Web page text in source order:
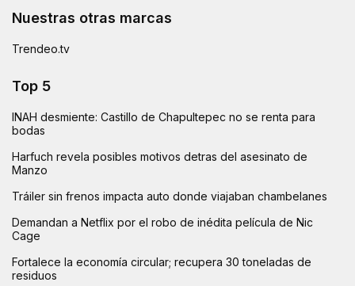
Nuestras otras marcas
Trendeo.tv
Top 5
INAH desmiente: Castillo de Chapultepec no se renta para
bodas
Harfuch revela posibles motivos detras del asesinato de
Manzo
Tráiler sin frenos impacta auto donde viajaban chambelanes
Demandan a Netflix por el robo de inédita película de Nic
Cage
Fortalece la economía circular; recupera 30 toneladas de
residuos